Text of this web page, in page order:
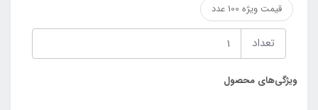
قیمت ویژه 100 عدد
تعداد
ویژگی‌های محصول